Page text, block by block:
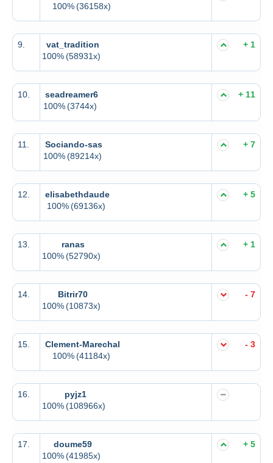
100%(36158x)
9.
vat_tradition
100%(58931x)
+ 1
10.
seadreamer6
100%(3744x)
+ 11
11.
Sociando-sas
100% (89214x)
+ 7
12.
elisabethdaude
100% (69136x)
+ 5
13.
ranas
100%(52790x)
+ 1
14.
Bitrir70
100%(10873x)
- 7
15.
Clement-Marechal
100% (41184x)
- 3
16.
pyjz1
100%(108966x)
17.
doume59
100%(41985x)
+ 5